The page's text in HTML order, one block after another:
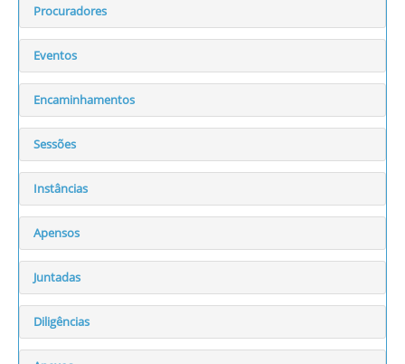
Procuradores
Eventos
Encaminhamentos
Sessões
Instâncias
Apensos
Juntadas
Diligências